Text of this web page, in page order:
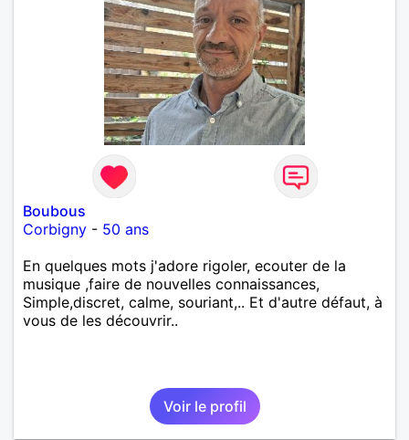
Boubous
Corbigny - 50 ans
En quelques mots j'adore rigoler, ecouter de la
musique ,faire de nouvelles connaissances,
Simple,discret, calme, souriant,.. Et d'autre défaut, à
vous de les découvrir..
Voir le profil